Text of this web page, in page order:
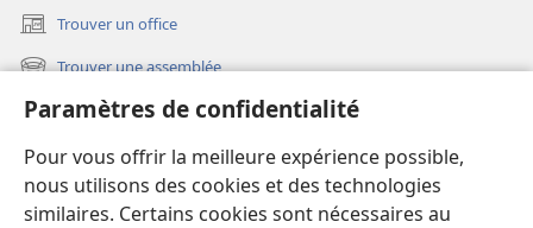
Paramètres de confidentialité
Pour vous offrir la meilleure expérience possible,
nous utilisons des cookies et des technologies
similaires. Certains cookies sont nécessaires au
Trouver un office
(ouvre
une
fenêtre)
Trouver une assemblée
(ouvre
une
nouvelle
fenêtre)
Les nouveautés
Vidéos
Rechercher